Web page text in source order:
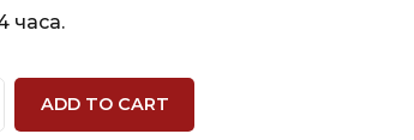
часа.
ADD TO CART